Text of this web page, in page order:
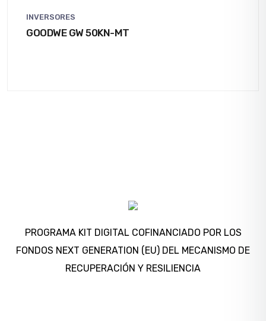
INVERSORES
GOODWE GW 50KN-MT
PROGRAMA KIT DIGITAL COFINANCIADO POR LOS
FONDOS NEXT GENERATION (EU) DEL MECANISMO DE
RECUPERACIÓN Y RESILIENCIA